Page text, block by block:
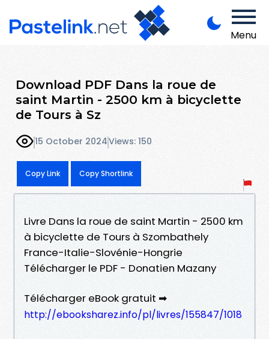
Menu
Download PDF Dans la roue de
saint Martin - 2500 km à bicyclette
de Tours à Sz
15 October 2024Views: 150
Copy Link Copy Shortlink
Livre Dans la roue de saint Martin - 2500 km
à bicyclette de Tours à Szombathely
France-Italie-Slovénie-Hongrie
Télécharger le PDF - Donatien Mazany
Télécharger eBook gratuit ➡
http://ebooksharez.info/pl/livres/155847/1018